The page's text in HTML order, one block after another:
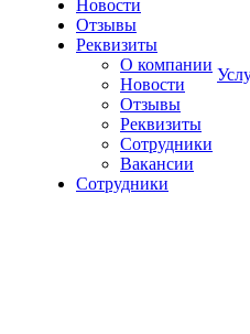
Новости
Отзывы
Реквизиты
О компании
Новости
Отзывы
Реквизиты
Сотрудники
Вакансии
Сотрудники